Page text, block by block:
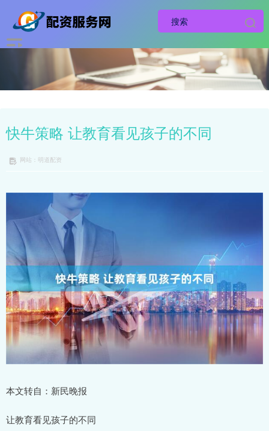
快牛策略 让教育看见孩子的不同
网站：明道配资
本文转自：新民晚报
让教育看见孩子的不同